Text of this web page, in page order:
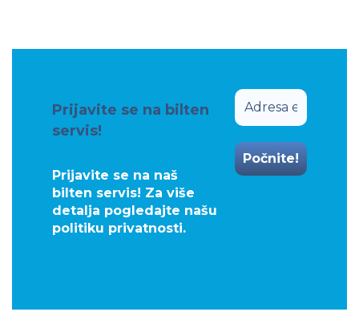
Prijavite se na bilten
servis!
Prijavite se na naš
bilten servis! Za više
detalja pogledajte našu
politiku privatnosti.